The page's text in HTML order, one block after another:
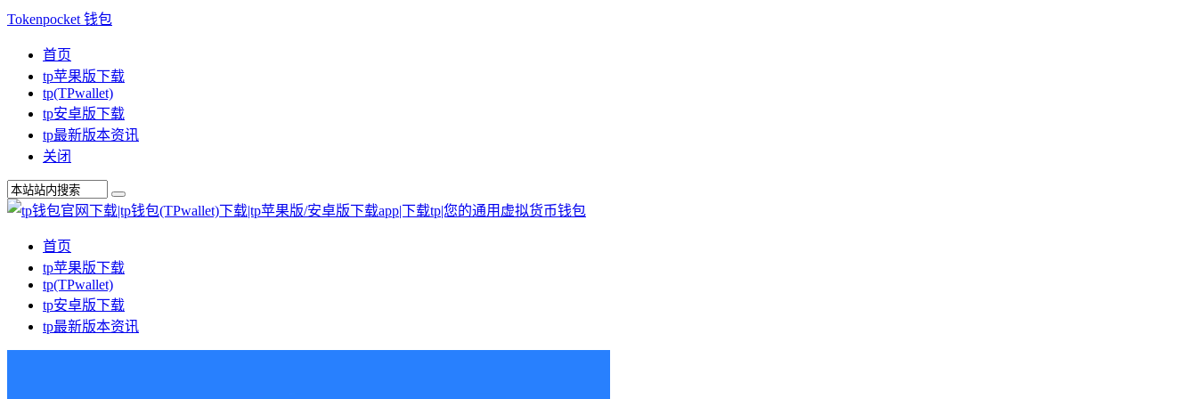
Tokenpocket 钱包
首页
tp苹果版下载
tp(TPwallet)
tp安卓版下载
tp最新版本资讯
关闭
首页
tp苹果版下载
tp(TPwallet)
tp安卓版下载
tp最新版本资讯